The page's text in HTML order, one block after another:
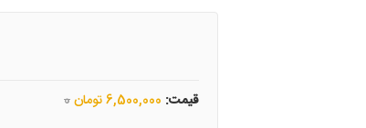
قیمت: 6,500,000 تومان
0